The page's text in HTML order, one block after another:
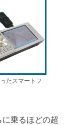
たスマートフ
乗るほどの超